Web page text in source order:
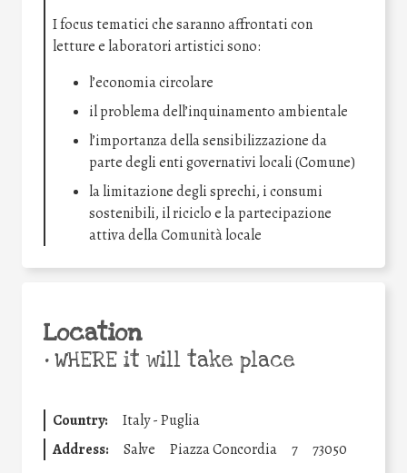
I focus tematici che saranno affrontati con
letture e laboratori artistici sono:
l’economia circolare
il problema dell’inquinamento ambientale
l’importanza della sensibilizzazione da
parte degli enti governativi locali (Comune)
la limitazione degli sprechi, i consumi
sostenibili, il riciclo e la partecipazione
attiva della Comunità locale
Location
•WHERE it will take place
Country:
Italy - Puglia
Address:
Salve Piazza Concordia 7 73050